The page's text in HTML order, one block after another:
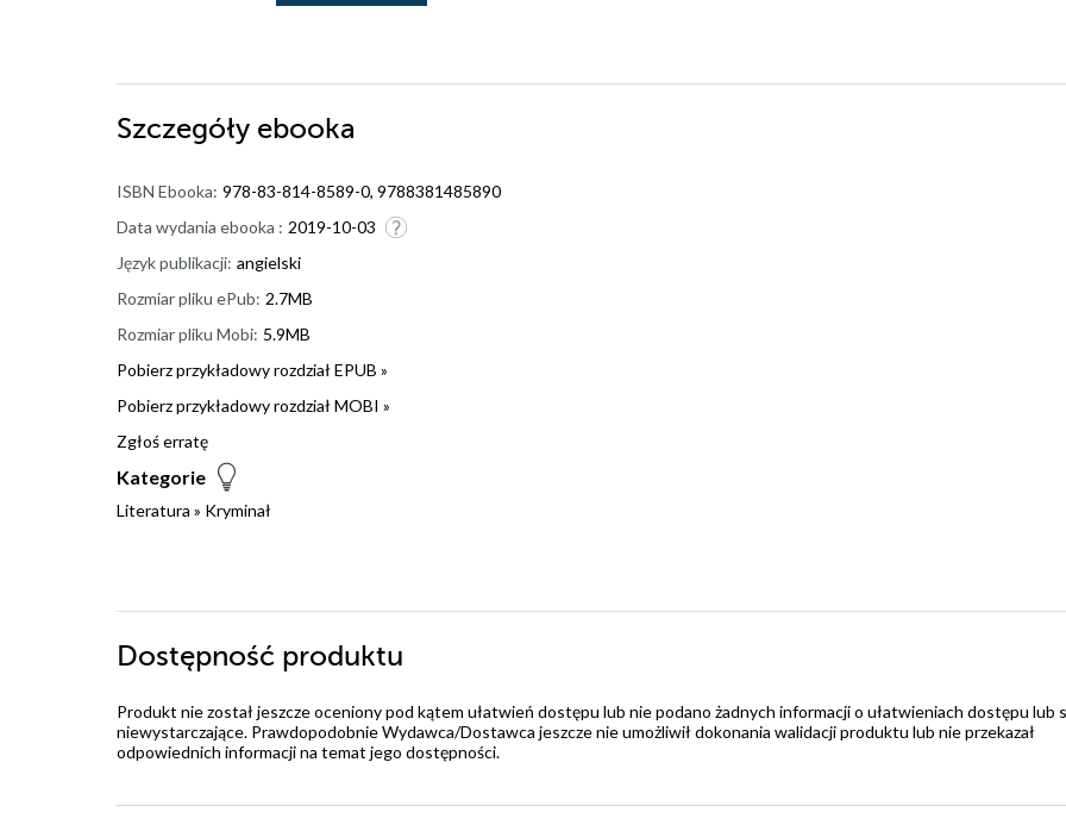
Szczegóły ebooka
ISBN Ebooka: 978-83-814-8589-0, 9788381485890
Data wydania ebooka : 2019-10-03
Język publikacji: angielski
Rozmiar pliku ePub: 2.7MB
Rozmiar pliku Mobi: 5.9MB
Pobierz przykładowy rozdział EPUB »
Pobierz przykładowy rozdział MOBI »
Zgłoś erratę
Kategorie
Literatura » Kryminał
Dostępność produktu
Produkt nie został jeszcze oceniony pod kątem ułatwień dostępu lub nie podano żadnych informacji o ułatwieniach dostępu lub
niewystarczające. Prawdopodobnie Wydawca/Dostawca jeszcze nie umożliwił dokonania walidacji produktu lub nie przekazał
odpowiednich informacji na temat jego dostępności.